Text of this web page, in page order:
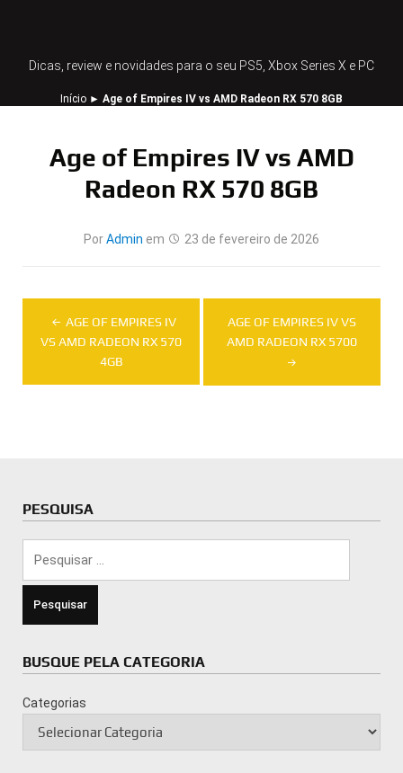
Dicas, review e novidades para o seu PS5, Xbox Series X e PC
Início ► Age of Empires IV vs AMD Radeon RX 570 8GB
Age of Empires IV vs AMD
Radeon RX 570 8GB
PorAdmin em 23 de fevereiro de 2026
Navegação
de
Post
AGE OF EMPIRES IV
VS AMD RADEON RX 570
4GB
AGE OF EMPIRES IV VS
AMD RADEON RX 5700
PESQUISA
BUSQUE PELA CATEGORIA
Categorias